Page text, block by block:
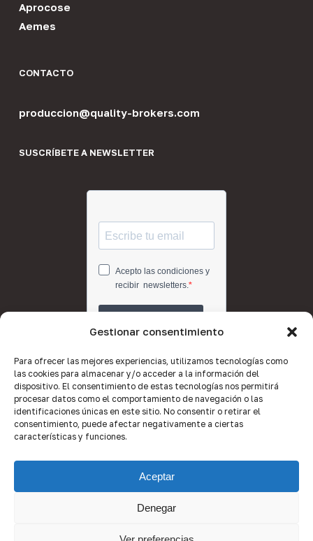
Gestionar consentimiento
Para ofrecer las mejores experiencias, utilizamos tecnologías como
las cookies para almacenar y/o acceder a la información del
dispositivo. El consentimiento de estas tecnologías nos permitirá
procesar datos como el comportamiento de navegación o las
identificaciones únicas en este sitio. No consentir o retirar el
consentimiento, puede afectar negativamente a ciertas
características y funciones.
Aceptar
Denegar
Aprocose
Aemes
CONTACTO
produccion@quality-brokers.com
SUSCRÍBETE A NEWSLETTER
© 2026 Quality Brokers Valencia.